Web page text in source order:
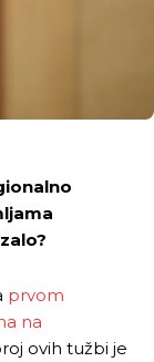
prvom
na
ovih tužbi je